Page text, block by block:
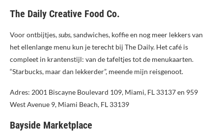
The Daily Creative Food Co.
Voor ontbijtjes,subs, sandwiches, koffie en nog meer lekkers van
het ellenlange menu kun je terecht bij The Daily. Het café is
compleet in krantenstijl: van de tafeltjes tot de menukaarten.
“Starbucks, maar dan lekkerder”, meende mijn reisgenoot.
Adres: 2001 Biscayne Boulevard 109, Miami, FL 33137 en 959
West Avenue 9, Miami Beach, FL 33139
Bayside Marketplace